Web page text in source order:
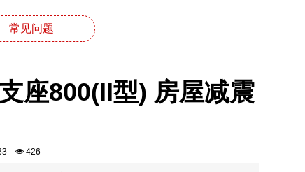
常见问题
座800(II型) 房屋减震
426